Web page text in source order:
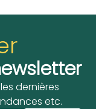
dernières
etc.